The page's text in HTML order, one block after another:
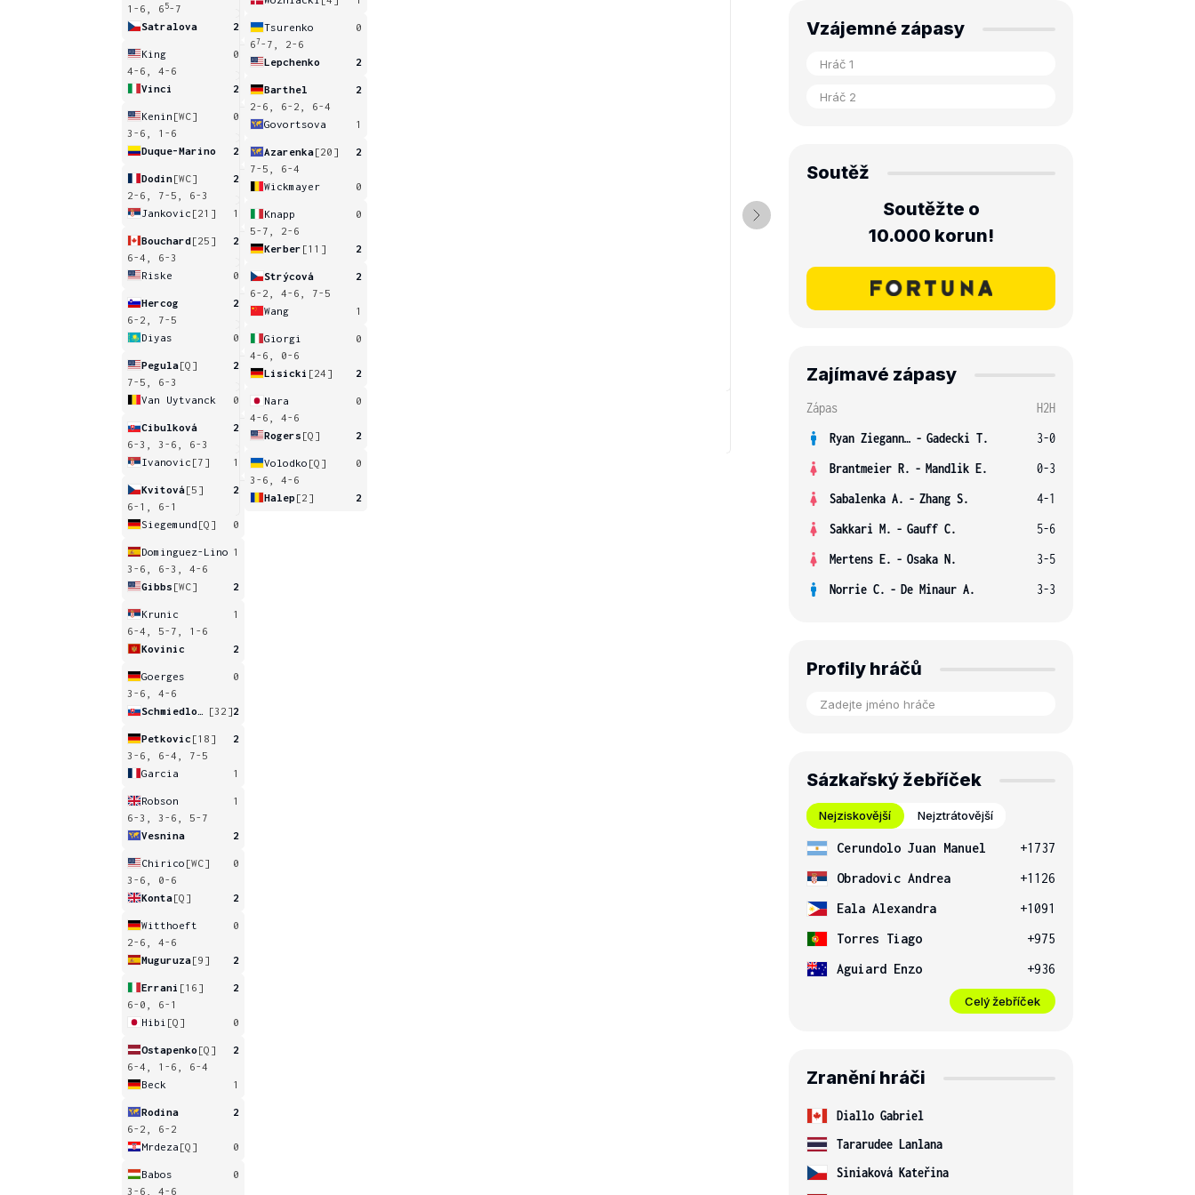
1-6, 6 5-7
Satralova
2
King
0
4-6, 4-6
Vinci
2
Kenin [WC]
0
3-6, 1-6
Duque-Marino
2
Dodin[WC]
2
2-6, 7-5, 6-3
Jankovic [21] 1
Bouchard[25]
2
6-4, 6-3
Riske
0
Hercog
2
6-2, 7-5
Diyas
0
Pegula[Q]
2
7-5, 6-3
Van Uytvanck
0
Cibulková
2
6-3, 3-6, 6-3
Ivanovic [7] 1
Kvitová[5]
2
6-1, 6-1
Siegemund [Q] 0
Dominguez-Lino 1
3-6, 6-3, 4-6
Gibbs [WC] 2
Krunic
1
6-4, 5-7, 1-6
Kovinic
2
Goerges
0
3-6, 4-6
[32]2
Petkovic [18]
2
3-6, 6-4, 7-5
Garcia
1
Robson
1
6-3, 3-6, 5-7
Vesnina
2
Chirico [WC]
0
3-6, 0-6
Konta[Q] 2
Witthoeft
0
2-6, 4-6
Muguruza[9] 2
Errani [16]
2
6-0, 6-1
Hibi [Q] 0
Ostapenko [Q]
2
6-4, 1-6, 6-4
Beck
1
Rodina
2
6-2, 6-2
Mrdeza [Q] 0
Babos
0
3-6, 4-6
Tsurenko
0
67-7, 2-6
Lepchenko
2
Barthel
2
2-6, 6-2, 6-4
Govortsova
1
Azarenka[20]
2
7-5, 6-4
Wickmayer
0
Knapp
0
5-7, 2-6
Kerber [11] 2
Strýcová
2
6-2, 4-6, 7-5
Wang
1
Giorgi
0
4-6, 0-6
Lisicki [24] 2
Nara
0
4-6, 4-6
Rogers [Q] 2
Volodko [Q]
0
3-6, 4-6
Halep [2] 2
0
Vzájemné zápasy
Soutěž
Soutěžte o
10.000 korun!
Zajímavé zápasy
Zápas
H2H
Ryan Ziegann S. - Gadecki T.
3-0
Brantmeier R. - Mandlik E.
0-3
Sabalenka A. - Zhang S.
4-1
Sakkari M. - Gauff C.
5-6
Mertens E. - Osaka N.
3-5
Norrie C. - De Minaur A. 3-3
Profily hráčů
Sázkařský žebříček
Nejziskovější Nejztrátovější
Cerundolo Juan Manuel
+1737
Obradovic Andrea
+1126
Eala Alexandra
+1091
Torres Tiago
+975
Aguiard Enzo
+936
Celý žebříček
Zranění hráči
Diallo Gabriel
Tararudee Lanlana
Siniaková Kateřina